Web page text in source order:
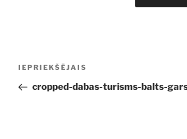
Iepriekšējā
ziņa:
IEPRIEKŠĒJAIS
cropped-dabas-turisms-balts-